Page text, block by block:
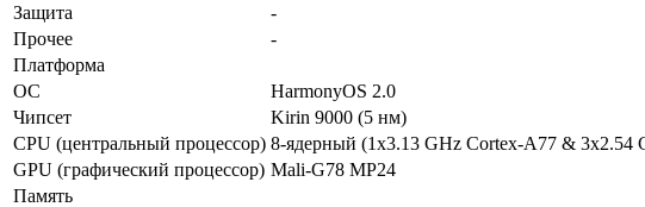
Защита
-
Прочее
-
Платформа
ОС
HarmonyOS 2.0
Чипсет
Kirin 9000 (5 нм)
CPU (централь­ный процес­сор) 8-ядерный (1x3.13 GHz Cortex-A77 &
GPU (графи­ческий процес­сор) Mali-G78 MP24
Память